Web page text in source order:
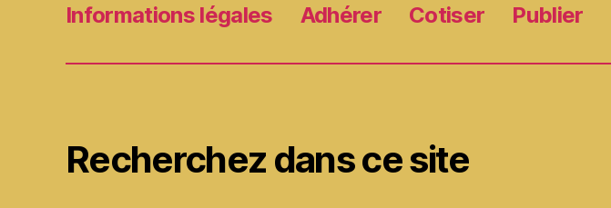
Informations légales Adhérer Cotiser Publier
Recherchez dans ce site